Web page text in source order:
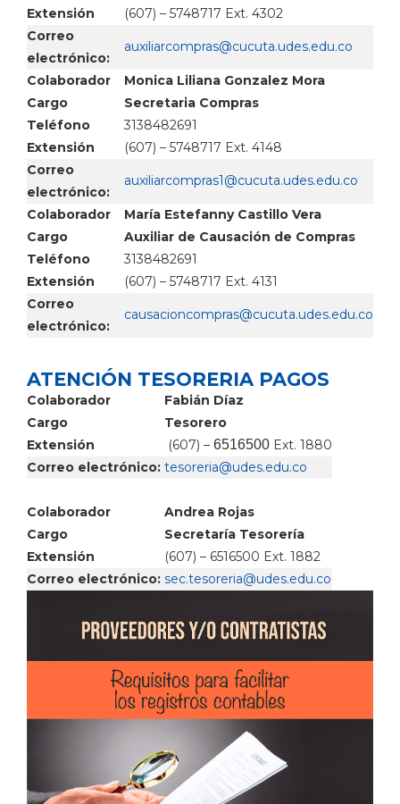
Extensión
(607) – 5748717 Ext. 4302
Correo
electrónico:
Colaborador
Monica Liliana Gonzalez Mora
Cargo
Secretaria Compras
Teléfono
3138482691
Extensión
(607) – 5748717 Ext. 4148
Correo
electrónico:
Colaborador
María Estefanny Castillo Vera
Cargo
Auxiliar de Causación de Compras
Teléfono
3138482691
Extensión
(607) – 5748717 Ext. 4131
Correo
electrónico:
ATENCIÓN TESORERIA PAGOS
Colaborador
Fabián Díaz
Cargo
Tesorero
Extensión
(607) – 6516500 Ext. 1880
Correo electrónico:
Colaborador
Andrea Rojas
Cargo
Secretaría Tesorería
Extensión
(607) – 6516500 Ext. 1882
Correo electrónico: